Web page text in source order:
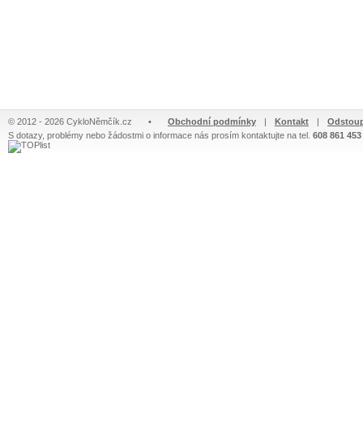
© 2012 - 2026 CykloNěmčík.cz • Obchodní podmínky | Kontakt |
S dotazy, problémy nebo žádostmi o informace nás prosím kontaktujte na tel. 608 861 453